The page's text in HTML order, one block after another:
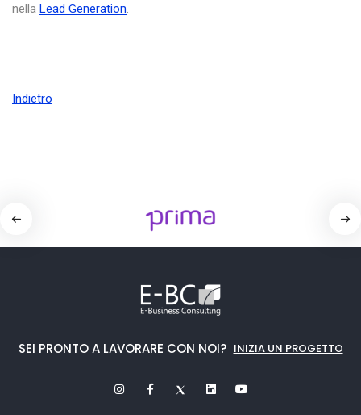
nella Lead Generation.
Indietro
SEI PRONTO A LAVORARE CON NOI? INIZIA UN PROGETTO